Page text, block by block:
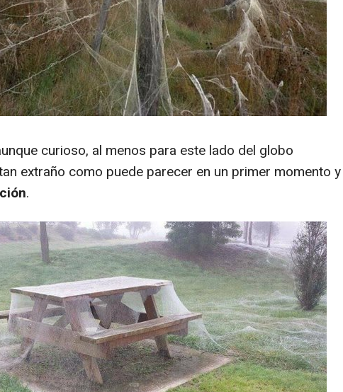
curioso, al menos para este lado del globo
extraño como puede parecer en un primer momento y
.